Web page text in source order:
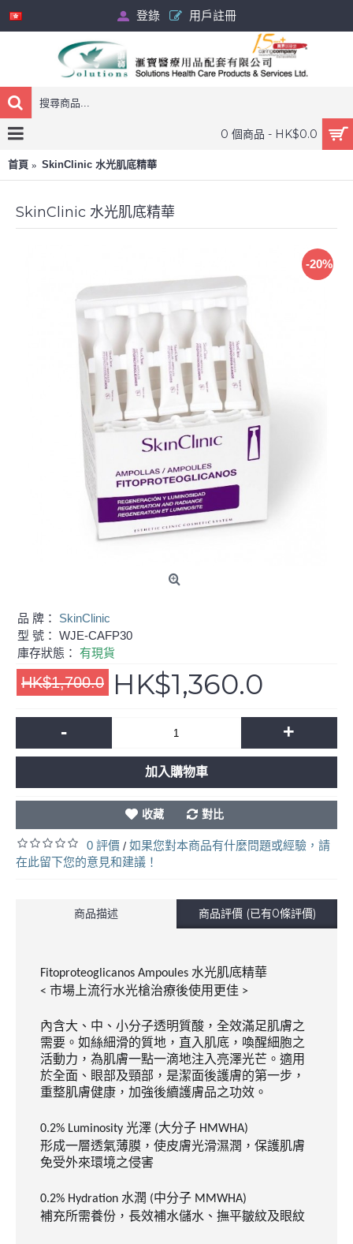
登錄 用戶註冊
0 個商品 - HK$0.0
首頁 SkinClinic 水光肌底精華
SkinClinic 水光肌底精華
-20%
品 牌： SkinClinic
型 號： WJE-CAFP30
庫存狀態： 有現貨
HK$1,700.0 HK$1,360.0
- +
加入購物車
收藏 對比
0 評價 / 如果您對本商品有什麼問題或經驗，請
在此留下您的意見和建議！
商品描述 商品評價 (已有0條評價)
Fitoproteoglicanos Ampoules 水光肌底精華
< 市場上流行水光槍治療後使用更佳 >
內含大、中、小分子透明質酸，全效滿足肌膚之
需要。如絲細滑的質地，直入肌底，喚醒細胞之
活動力，為肌膚一點一滴地注入亮澤光芒。適用
於全面、眼部及頸部，是潔面後護膚的第一步，
重整肌膚健康，加強後續護膚品之功效。
0.2% Luminosity 光澤 (大分子 HMWHA)
形成一層透氣薄膜，使皮膚光滑濕潤，保護肌膚
免受外來環境之侵害
0.2% Hydration 水潤 (中分子 MMWHA)
補充所需養份，長效補水儲水、撫平皺紋及眼紋